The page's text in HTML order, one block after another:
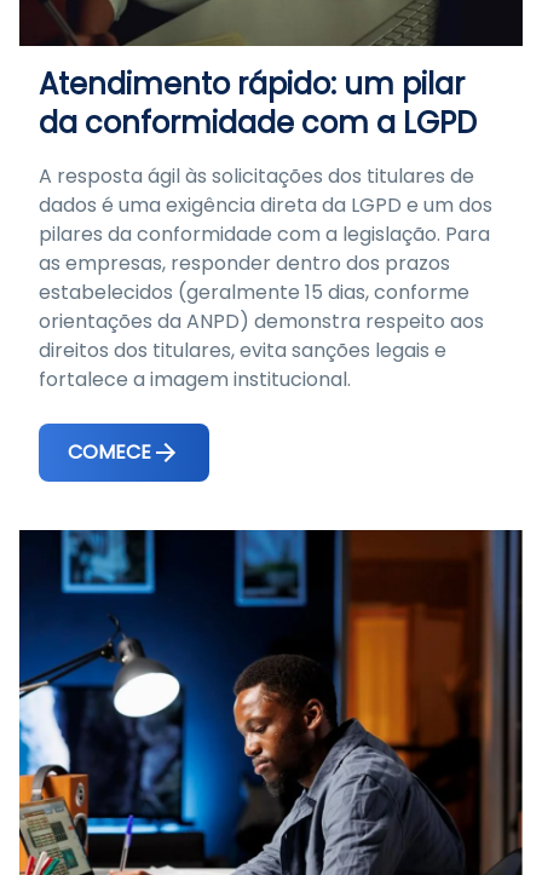
Atendimento rápido: um pilar
da conformidade com a LGPD
A resposta ágil às solicitações dos titulares de
dados é uma exigência direta da LGPD e um dos
pilares da conformidade com a legislação. Para
as empresas, responder dentro dos prazos
estabelecidos (geralmente 15 dias, conforme
orientações da ANPD) demonstra respeito aos
direitos dos titulares, evita sanções legais e
fortalece a imagem institucional.
COMECE